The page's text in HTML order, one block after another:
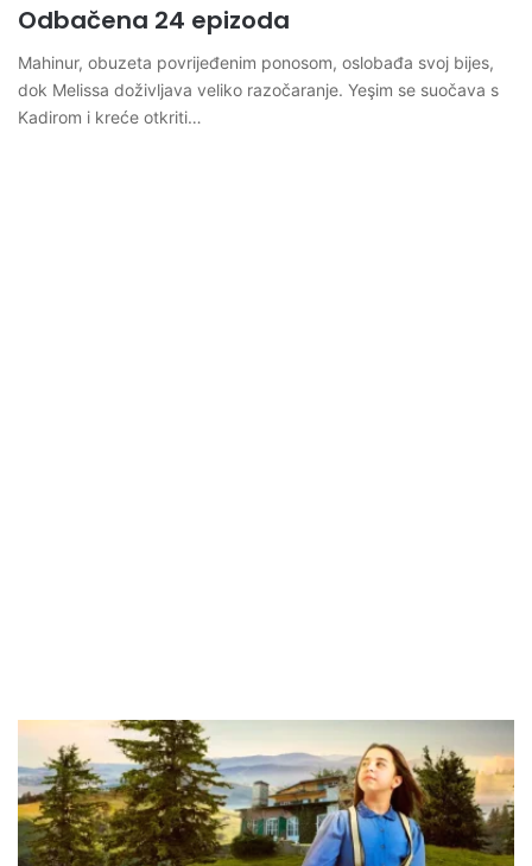
Odbačena 24 epizoda
Mahinur, obuzeta povrijeđenim ponosom, oslobađa svoj bijes,
dok Melissa doživljava veliko razočaranje. Yeşim se suočava s
Kadirom i kreće otkriti…